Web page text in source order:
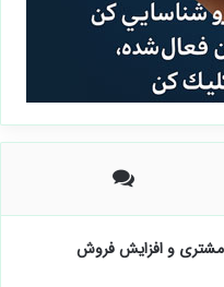
مشتری و افزایش فروش